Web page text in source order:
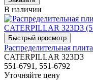
В наличии
Распределительная плита
CATERPILLAR 323D3
551-6791, 551-6792
Уточняйте цену